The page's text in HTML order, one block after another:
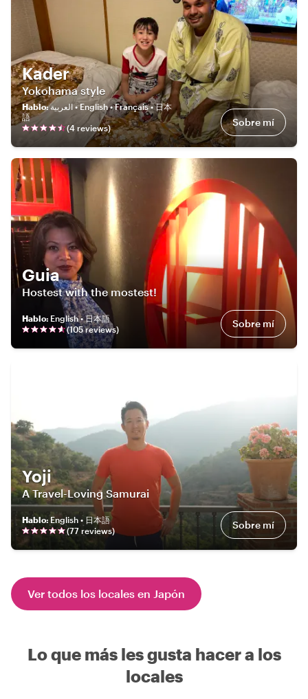
Kader
Yokohama style
Hablo:العربية • English • Français • 日本
語
(4 reviews) Sobre mí
Guia
Hostest with the mostest!
Hablo: English • 日本語
(105reviews) Sobre mí
Yoji
A Travel-Loving Samurai
Hablo: English • 日本語
(77 reviews) Sobre mí
Ver todos los locales en Japón
Lo que más les gusta hacer a los
locales